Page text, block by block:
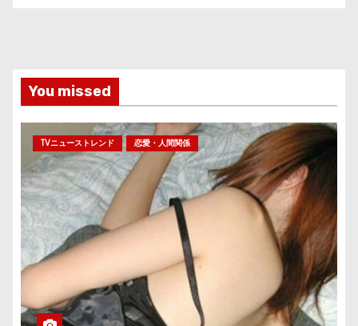
You missed
TVニューストレンド 恋愛・人間関係